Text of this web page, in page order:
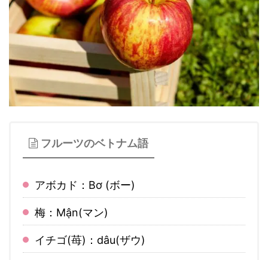
フルーツのベトナム語
アボカド：Bơ (ボー)
梅：Mận(マン)
イチゴ(苺)：dâu(ザウ)